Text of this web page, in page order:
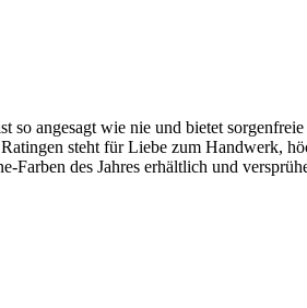
so angesagt wie nie und bietet sorgenfreie
steht für Liebe zum Handwerk,
Farben des Jahres erhältlich und